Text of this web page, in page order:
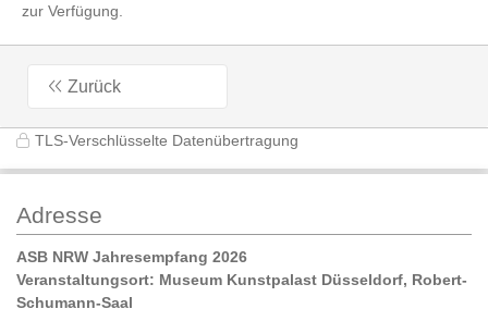
zur Verfügung.
Zurück
TLS-Verschlüsselte Datenübertragung
Adresse
ASB NRW Jahresempfang 2026
Veranstaltungsort: Museum Kunstpalast Düsseldorf, Robert-
Schumann-Saal